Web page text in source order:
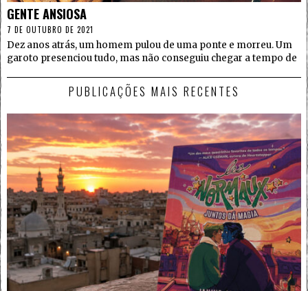
GENTE ANSIOSA
7 DE OUTUBRO DE 2021
Dez anos atrás, um homem pulou de uma ponte e morreu. Um
garoto presenciou tudo, mas não conseguiu chegar a tempo de
PUBLICAÇÕES MAIS RECENTES